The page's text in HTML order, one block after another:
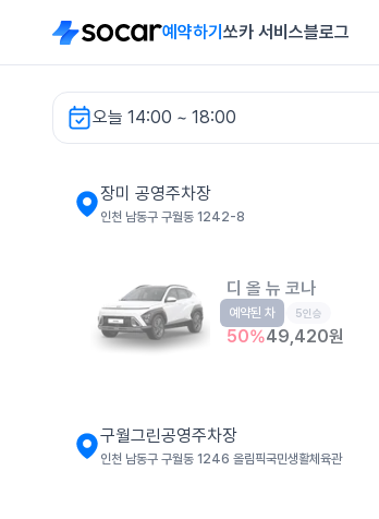
예약하기 쏘카 서비스블로그
오늘 14:00 ~ 18:00
장미 공영주차장 렌터카
장미 공영주차장
인천 남동구 구월동 1242-8
디 올 뉴 코나
소형SUV 5인승
50%49,420원
예약된 차
구월그린공영주차장
인천 남동구 구월동 1246 올림픽국민생활체육관